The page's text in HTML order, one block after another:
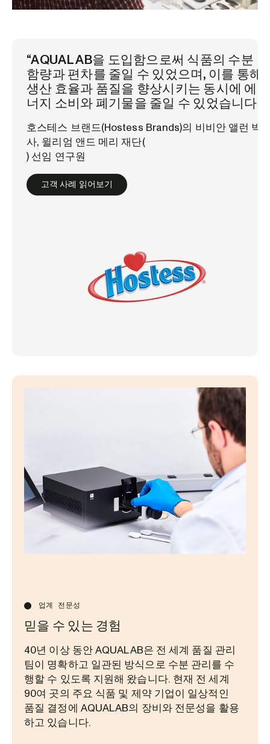
“AQUALAB을 도입함으로써 식품의 수분
함량과 편차를 줄일 수 있었으며, 이를 통해
생산 효율과 품질을 향상시키는 동시에 에
너지 소비와 폐기물을 줄일 수 있었습니다.”
호스테스 브랜드(Hostess Brands)의 비비안 앨런 박
사, 윌리엄 앤드 메리 재단(
) 선임 연구원
고객 사례 읽어보기
업계 전문성
믿을 수 있는 경험
40년 이상 동안 AQUALAB은 전 세계 품질 관리
팀이 명확하고 일관된 방식으로 수분 관리를 수
행할 수 있도록 지원해 왔습니다. 현재 전 세계
90여 곳의 주요 식품 및 제약 기업이 일상적인
품질 결정에 AQUALAB의 장비와 전문성을 활용
하고 있습니다.